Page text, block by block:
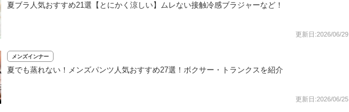
夏ブラ人気おすすめ21選【とにかく涼しい】ムレない接触冷感ブラジャーなど！
更新日:2026/06/29
メンズインナー
夏でも蒸れない！メンズパンツ人気おすすめ27選！ボクサー・トランクスを紹介
更新日:2026/06/25